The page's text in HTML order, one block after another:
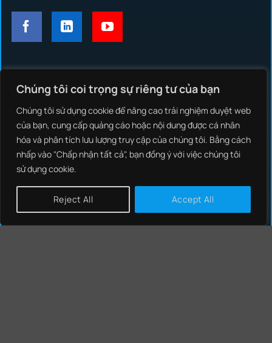
Chúng tôi coi trọng sự riêng tư của bạn
Chúng tôi sử dụng cookie để nâng cao trải nghiệm duyệt web
của bạn, cung cấp quảng cáo hoặc nội dung được cá nhân
hóa và phân tích lưu lượng truy cập của chúng tôi. Bằng cách
nhấp vào "Chấp nhận tất cả", bạn đồng ý với việc chúng tôi
sử dụng cookie.
Reject All Accept All
NCS THREAT INTELLIGENCE
NCS EDR
NCS NEXT GENERATION FIREWALL
NCS SIEM